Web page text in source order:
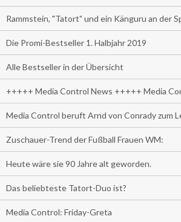
Rammstein, "Tatort" und ein Känguru an der
Die Promi-Bestseller 1. Halbjahr 2019
Alle Bestseller in der Übersicht
+++++ Media Control News +++++ Media
Media Control beruft Arnd von Conrady zum
Zuschauer-Trend der Fußball Frauen WM:
Heute wäre sie 90 Jahre alt geworden.
Das beliebteste Tatort-Duo ist?
Media Control: Friday-Greta